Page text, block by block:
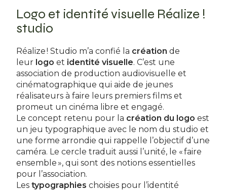
Logo et identité visuelle Réalize !
studio
Réalize ! Studio m’a confié la création de
leur logo et identité visuelle. C’est une
association de production audiovisuelle et
cinématographique qui aide de jeunes
réalisateurs à faire leurs premiers films et
promeut un cinéma libre et engagé.
Le concept retenu pour la création du logo est
un jeu typographique avec le nom du studio et
une forme arrondie qui rappelle l’objectif d’une
caméra. Le cercle traduit aussi l’unité, le « faire
ensemble », qui sont des notions essentielles
pour l’association.
Lestypographies choisies pour l’identité